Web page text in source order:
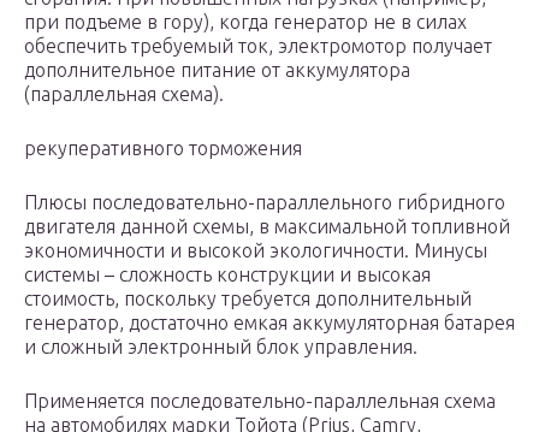
при подъеме в гору), когда генератор не в силах
обеспечить требуемый ток, электромотор получает
дополнительное питание от аккумулятора
(параллельная схема).
рекуперативного торможения
Плюсы последовательно-параллельного гибридного
двигателя данной схемы, в максимальной топливной
экономичности и высокой экологичности. Минусы
системы – сложность конструкции и высокая
стоимость, поскольку требуется дополнительный
генератор, достаточно емкая аккумуляторная батарея
и сложный электронный блок управления.
Применяется последовательно-параллельная схема
на автомобилях марки Тойота (Prius, Camry,